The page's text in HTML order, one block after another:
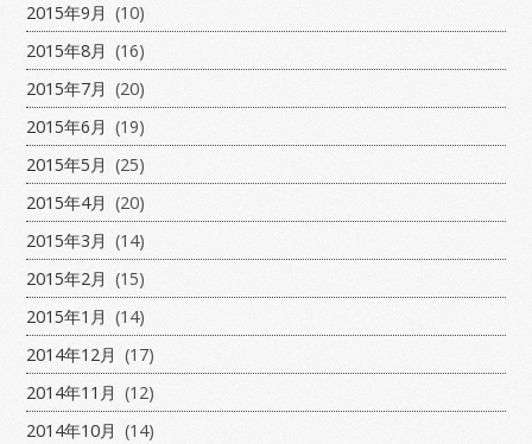
2015年9月 (10)
2015年8月 (16)
2015年7月 (20)
2015年6月 (19)
2015年5月 (25)
2015年4月 (20)
2015年3月 (14)
2015年2月 (15)
2015年1月 (14)
2014年12月 (17)
2014年11月 (12)
2014年10月 (14)